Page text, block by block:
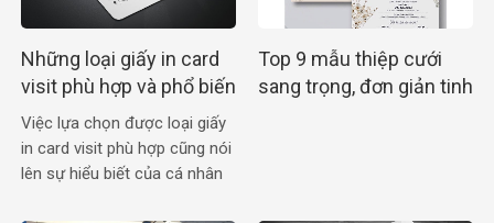
Những loại giấy in card
visit phù hợp và phổ biến
nhất
Việc lựa chọn được loại giấy
in card visit phù hợp cũng nói
lên sự hiểu biết của cá nhân
Top 9 mẫu thiệp cưới
sang trọng, đơn giản tinh